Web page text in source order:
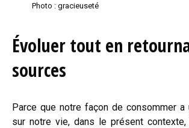
Photo : gracieuseté
Évoluer tout en
sources
Parce que notre façon de consommer a
sur notre vie, dans le présent